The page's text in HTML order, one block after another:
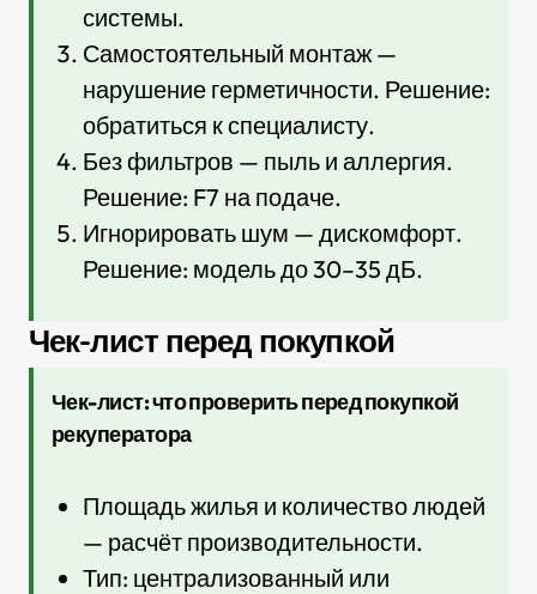
системы.
Самостоятельный монтаж —
нарушение герметичности. Решение:
обратиться к специалисту.
Без фильтров — пыль и аллергия.
Решение: F7 на подаче.
Игнорировать шум — дискомфорт.
Решение: модель до 30–35 дБ.
Чек-лист перед покупкой
Чек-лист: что проверить перед покупкой
рекуператора
Площадь жилья и количество людей
— расчёт производительности.
Тип: централизованный или